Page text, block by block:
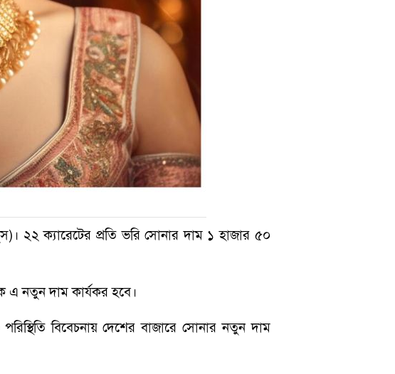
২২ ক্যারেটের প্রতি ভরি সোনার দাম ১ হাজার ৫০
এ নতুন দাম কার্যকর হবে।
বিবেচনায় দেশের বাজারে সোনার নতুন দাম